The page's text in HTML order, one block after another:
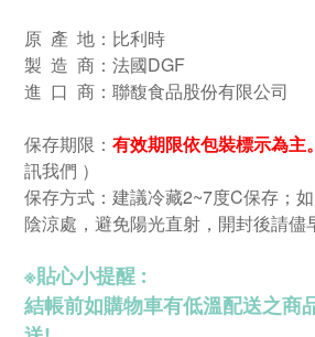
原 產 地：比利時
製 造 商：法國DGF
進 口 商：聯馥食品股份有限公司
保存期限： 有效期限依包裝標示為主。
訊我們 ）
保存方式：建議冷藏2~7度C保存；
陰涼處，避免陽光直射，開封後請儘
※貼心小提醒 :
結帳前如購物車有低溫配送之商